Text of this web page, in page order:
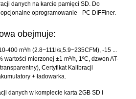
danych na karcie pamięci SD. Do
oprogramowanie - PC DIFFiner.
obejmuje:
400 m³/h (2.8~111l/s,5.9~235CFM), -15 ...
wartości mierzonej ±1 m³/h, 1ºC, dzwon AT-
Certyfikat Kalibracji
+ ładowarka.
danych w komplecie karta 2GB SD i